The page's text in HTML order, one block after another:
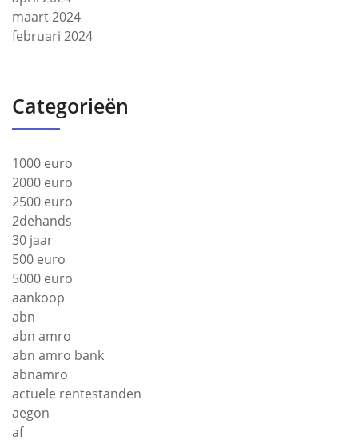
maart 2024
februari 2024
Categorieën
1000 euro
2000 euro
2500 euro
2dehands
30 jaar
500 euro
5000 euro
aankoop
abn
abn amro
abn amro bank
abnamro
actuele rentestanden
aegon
af